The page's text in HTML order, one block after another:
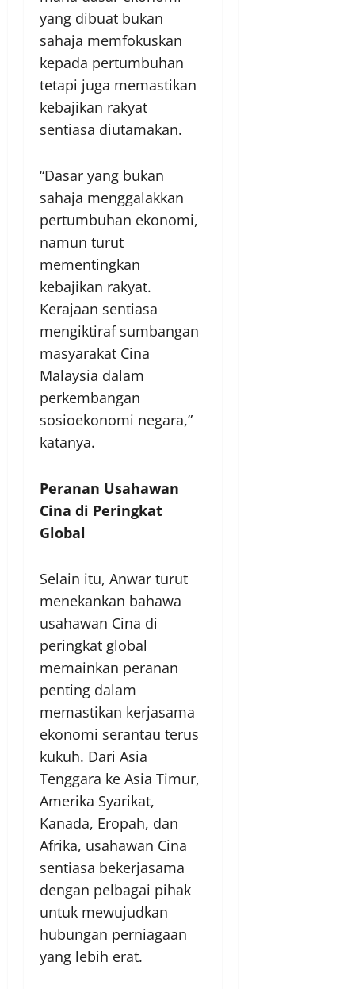
yang dibuat bukan
sahaja memfokuskan
kepada pertumbuhan
tetapi juga memastikan
kebajikan rakyat
sentiasa diutamakan.
“Dasar yang bukan
sahaja menggalakkan
pertumbuhan ekonomi,
namun turut
mementingkan
kebajikan rakyat.
Kerajaan sentiasa
mengiktiraf sumbangan
masyarakat Cina
Malaysia dalam
perkembangan
sosioekonomi negara,”
katanya.
Peranan Usahawan
Cina di Peringkat
Global
Selain itu, Anwar turut
menekankan bahawa
usahawan Cina di
peringkat global
memainkan peranan
penting dalam
memastikan kerjasama
ekonomi serantau terus
kukuh. Dari Asia
Tenggara ke Asia Timur,
Amerika Syarikat,
Kanada, Eropah, dan
Afrika, usahawan Cina
sentiasa bekerjasama
dengan pelbagai pihak
untuk mewujudkan
hubungan perniagaan
yang lebih erat.